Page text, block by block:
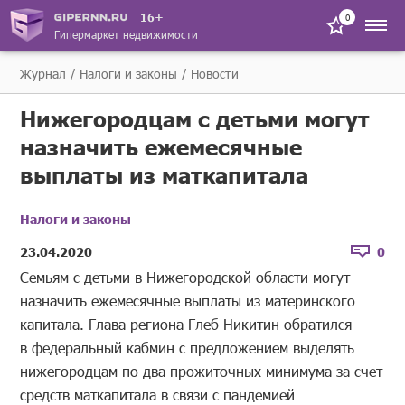
16+
Гипермаркет недвижимости
0
Журнал Налоги и законы Новости
Нижегородцам с детьми могут
назначить ежемесячные
выплаты из маткапитала
Налоги и законы
23.04.2020
0
Семьям с детьми в Нижегородской области могут
назначить ежемесячные выплаты из материнского
капитала. Глава региона Глеб Никитин обратился
в федеральный кабмин с предложением выделять
нижегородцам по два прожиточных минимума за счет
средств маткапитала в связи с пандемией